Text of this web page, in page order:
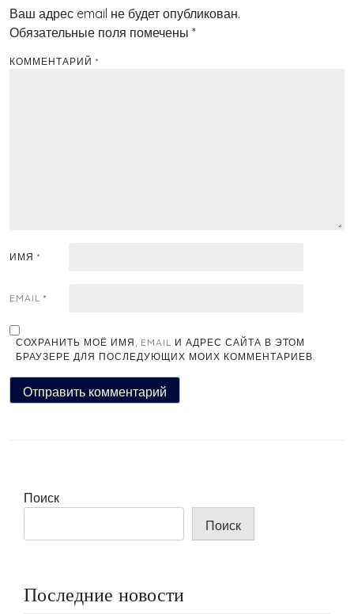
Ваш адрес email не будет опубликован.
Обязательные поля помечены *
КОММЕНТАРИЙ *
ИМЯ *
EMAIL *
СОХРАНИТЬ МОЁ ИМЯ, EMAIL И АДРЕС САЙТА В ЭТОМ
БРАУЗЕРЕ ДЛЯ ПОСЛЕДУЮЩИХ МОИХ КОММЕНТАРИЕВ.
Поиск
Поиск
Последние новости